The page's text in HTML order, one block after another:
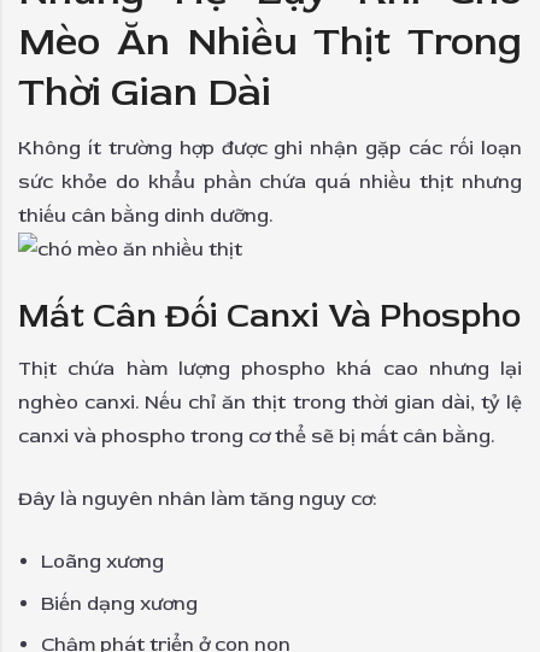
Mèo Ăn Nhiều Thịt Trong
Thời Gian Dài
Không ít trường hợp được ghi nhận gặp các rối loạn
sức khỏe do khẩu phần chứa quá nhiều thịt nhưng
thiếu cân bằng dinh dưỡng.
Mất Cân Đối Canxi Và Phospho
Thịt chứa hàm lượng phospho khá cao nhưng lại
nghèo canxi. Nếu chỉ ăn thịt trong thời gian dài, tỷ lệ
canxi và phospho trong cơ thể sẽ bị mất cân bằng.
Đây là nguyên nhân làm tăng nguy cơ:
Loãng xương
Biến dạng xương
Chậm phát triển ở con non